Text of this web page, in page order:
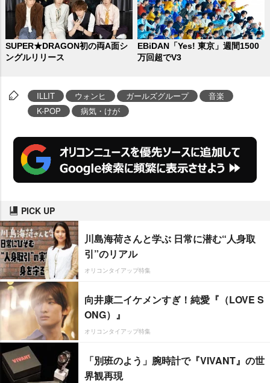
SUPER★DRAGON初の両A面シ
ングルリリース
EBiDAN「Yes! 東京」週間1500
万回超でV3
ILLIT ウォンヒ ガールズグループ
音楽
K-POP
病気・けが
PICK UP
川島海荷さんと学ぶ 日常に潜む“人身取
引”のリアル
オリコンタイアップ特集
向井康二イケメンすぎ！純愛『（LOVE S
ONG）』
オリコンタイアップ特集
「別班のよう」腕時計で『VIVANT』の世
界観再現